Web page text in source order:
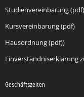
Studienvereinbarung (pdf)
Kursvereinbarung (pdf)
Hausordnung (pdf))
Einverständniserklärung
Geschäftszeiten